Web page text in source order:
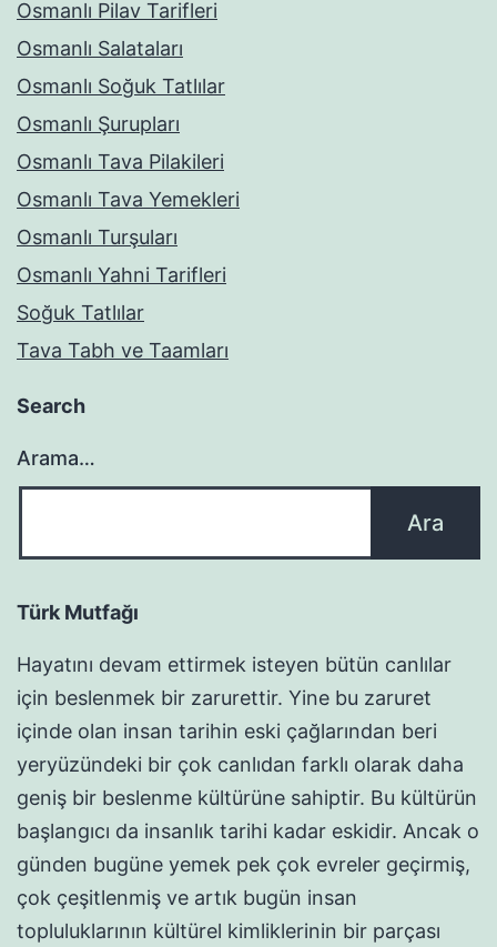
Osmanlı Pilav Tarifleri
Osmanlı Salataları
Osmanlı Soğuk Tatlılar
Osmanlı Şurupları
Osmanlı Tava Pilakileri
Osmanlı Tava Yemekleri
Osmanlı Turşuları
Osmanlı Yahni Tarifleri
Soğuk Tatlılar
Tava Tabh ve Taamları
Search
Arama…
Türk Mutfağı
Hayatını devam ettirmek isteyen bütün canlılar
için beslenmek bir zarurettir. Yine bu zaruret
içinde olan insan tarihin eski çağlarından beri
yeryüzündeki bir çok canlıdan farklı olarak daha
geniş bir beslenme kültürüne sahiptir. Bu kültürün
başlangıcı da insanlık tarihi kadar eskidir. Ancak o
günden bugüne yemek pek çok evreler geçirmiş,
çok çeşitlenmiş ve artık bugün insan
topluluklarının kültürel kimliklerinin bir parçası